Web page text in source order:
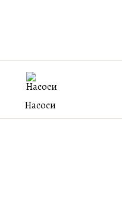
Насоси